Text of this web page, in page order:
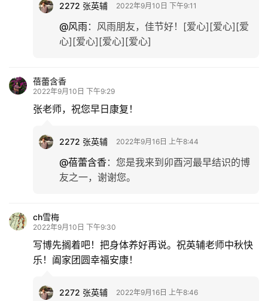
2272 张英辅 2022年9月10日 下午9:11
@风雨： 风雨朋友，佳节好！[爱心][爱心][爱
心][爱心][爱心][爱心]
蓓蕾含香
2022年9月10日 下午9:29
张老师，祝您早日康复！
2272 张英辅 2022年9月16日 上午8:44
@蓓蕾含香： 您是我来到卯酉河最早结识的博
友之一，谢谢您。
ch雪梅
2022年9月10日 下午9:30
写博先搁着吧！把身体养好再说。祝英辅老师中秋快
乐！阖家团圆幸福安康！
2272 张英辅 2022年9月16日 上午8:46